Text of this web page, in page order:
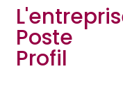
Poste
Profil